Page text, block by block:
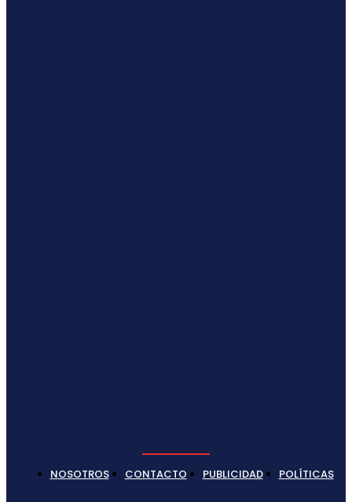
NOSOTROS CONTACTO PUBLICIDAD POLÍTICAS